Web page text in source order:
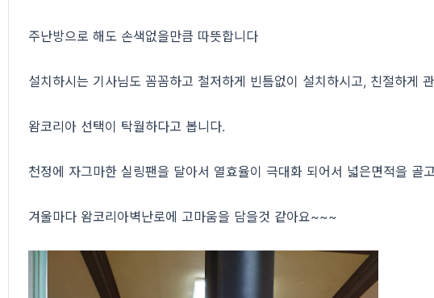
주난방으로 해도 손색없을만큼 따뜻합니다
설치하시는 기사님도 꼼꼼하고 철저하게 빈틈없이 설치하시고, 친절하게
왐코리아 선택이 탁월하다고 봅니다.
천정에 자그마한 실링팬을 달아서 열효율이 극대화 되어서 넓은면적을 골
겨울마다 왐코리아벽난로에 고마움을 담을것 같아요~~~